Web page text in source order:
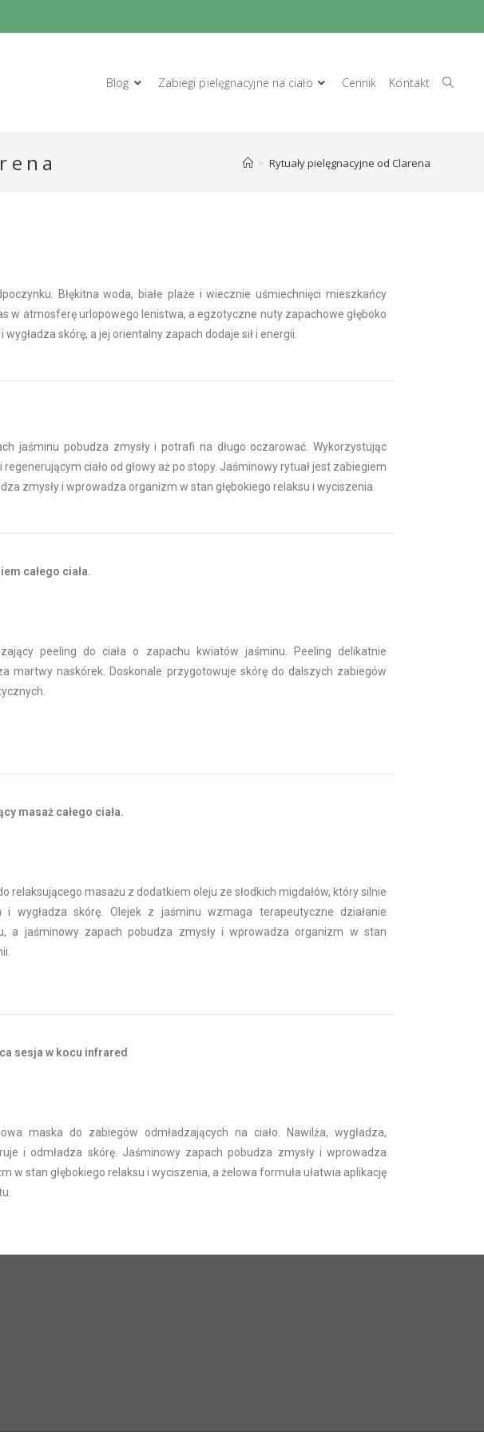
Blog Zabiegi pielęgnacyjne na ciało Cennik Kontakt
> Rytuały pielęgnacyjne od Clarena
Błękitna woda, białe plaże i wiecznie uśmiechnięci mieszkańcy
w atmosferę urlopowego lenistwa, a egzotyczne nuty zapachowe głęboko
skórę, a jej orientalny zapach dodaje sił i energii.
jaśminu pobudza zmysły i potrafi na długo oczarować. Wykorzystując
ciało od głowy aż po stopy. Jaśminowy rytuał jest zabiegiem
zmysły i wprowadza organizm w stan głębokiego relaksu i wyciszenia.
całego ciała.
peeling do ciała o zapachu kwiatów jaśminu. Peeling delikatnie
martwy naskórek. Doskonale przygotowuje skórę do dalszych zabiegów
masaż całego ciała.
relaksującego masażu z dodatkiem oleju ze słodkich migdałów, który silnie
i wygładza skórę. Olejek z jaśminu wzmaga terapeutyczne działanie
a jaśminowy zapach pobudza zmysły i wprowadza organizm w stan
sesja w kocu infrared
maska do zabiegów odmładzających na ciało. Nawilża, wygładza,
i odmładza skórę. Jaśminowy zapach pobudza zmysły i wprowadza
w stan głębokiego relaksu i wyciszenia, a żelowa formuła ułatwia aplikację